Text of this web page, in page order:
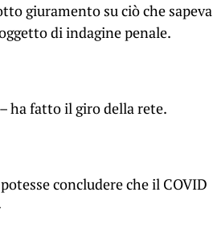
giuramento su ciò che sapeva
di indagine penale.
ha fatto il giro della rete.
concludere che il COVID